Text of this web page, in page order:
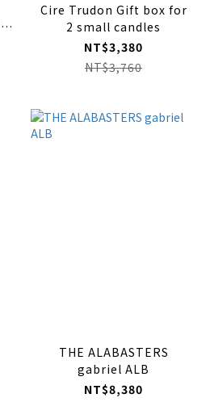
Cire Trudon Gift box for
2 small candles
NT$3,380
NT$3,760
THE ALABASTERS
gabriel ALB
NT$8,380